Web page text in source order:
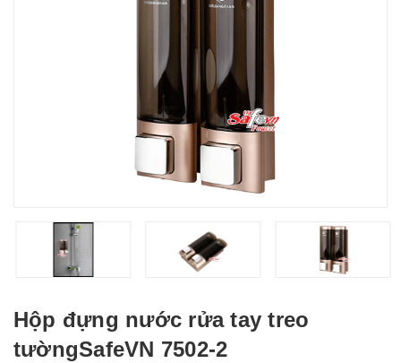
Hộp đựng nước rửa tay treo
tườngSafeVN 7502-2